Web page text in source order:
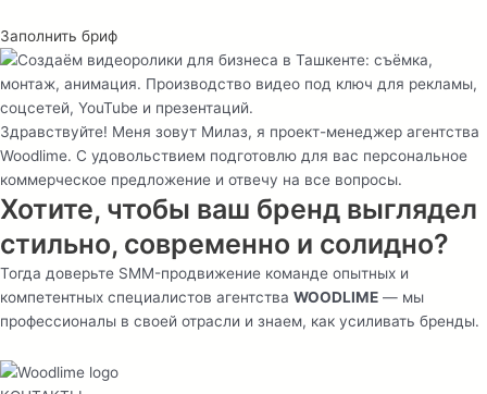
Заполнить бриф
Здравствуйте! Меня зовут Милаз, я проект-менеджер агентства
Woodlime. С удовольствием подготовлю для вас персональное
коммерческое предложение и отвечу на все вопросы.
Хотите, чтобы ваш бренд выглядел
стильно, современно и солидно?
Тогда доверьте SMM-продвижение команде опытных и
компетентных специалистов агентства WOODLIME — мы
профессионалы в своей отрасли и знаем, как усиливать бренды.